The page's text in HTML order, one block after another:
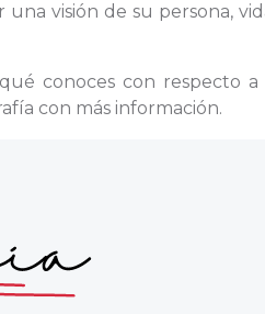
visión de su persona,
conoces con respecto a
con más información.